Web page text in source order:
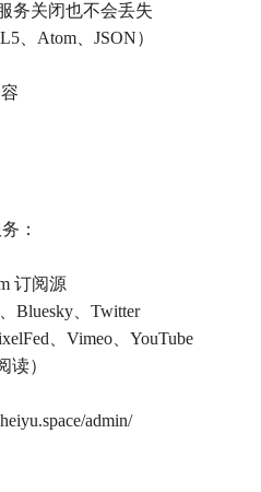
务关闭也不会丢失
、Atom、JSON）
：
订阅源
Bluesky、Twitter
、Vimeo、YouTube
读）
admin/